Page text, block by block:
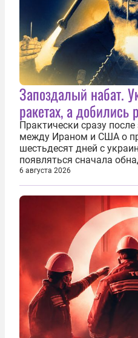
Запоздалый набат.
ракетах, а добились
Практически сразу
между Ираном и США о
шестьдесят дней с
появляться сначала
вовсе бравурные
в войне. Вероятно, в
киевского режима и
6 августа 2026